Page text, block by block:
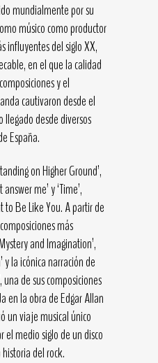
mundialmente por su
músico como productor
influyentes del siglo XX,
en el que la calidad
y el
cautivaron desde el
desde diversos
España.
on Higher Ground’,
me’ y ‘Time’,
to Be Like You. A partir de
más
and Imagination’,
y la icónica narración de
una de sus composiciones
en la obra de Edgar Allan
un viaje musical único
el medio siglo de un disco
del rock.